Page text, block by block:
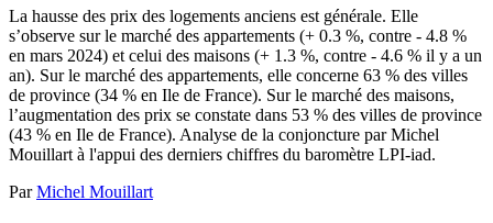
La hausse des prix des logements anciens est générale. Elle
s’observe sur le marché des appartements (+ 0.3 %, contre - 4.8 %
en mars 2024) et celui des maisons (+ 1.3 %, contre - 4.6 % il y a un
an). Sur le marché des appartements, elle concerne 63 % des villes
de province (34 % en Ile de France). Sur le marché des maisons,
l’augmentation des prix se constate dans 53 % des villes de province
(43 % en Ile de France). Analyse de la conjoncture par Michel
Mouillart à l'appui des derniers chiffres du baromètre LPI-iad.
ParMichel Mouillart